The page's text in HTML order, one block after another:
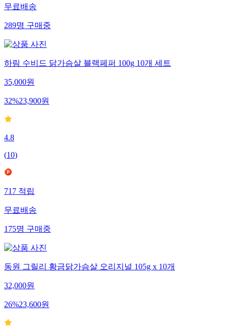
무료배송
289명구매중
하림 수비드 닭가슴살 블랙페퍼 100g 10개 세트
35,000원
32%23,900원
4.8
(10)
717적립
무료배송
175명구매중
동원 그릴리 황금닭가슴살 오리지널 105g x 10개
32,000원
26%23,600원